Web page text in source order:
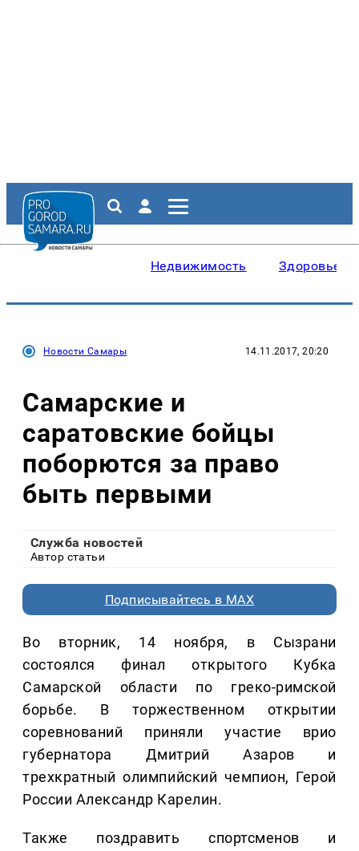
Недвижимость Здоровье
Новости Самары 14.11.2017, 20:20
Самарские и
саратовские бойцы
поборются за право
быть первыми
Служба новостей
Автор статьи
Подписывайтесь в MAX
Во вторник, 14 ноября, в Сызрани
состоялся финал открытого Кубка
Самарской области по греко-римской
борьбе. В торжественном открытии
соревнований приняли участие врио
губернатора Дмитрий Азаров и
трехкратный олимпийский чемпион, Герой
России Александр Карелин.
Также поздравить спортсменов и